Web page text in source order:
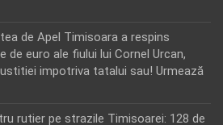
de Apel Timisoara a respins
de euro ale fiului lui Cornel Urcan,
impotriva tatalui sau! Urmează
rutier pe strazile Timisoarei: 128 de